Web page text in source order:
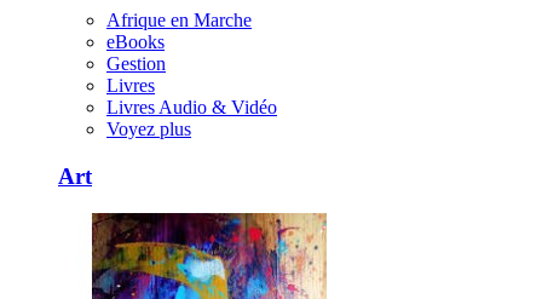
Afrique en Marche
eBooks
Gestion
Livres
Livres Audio & Vidéo
Voyez plus
Art